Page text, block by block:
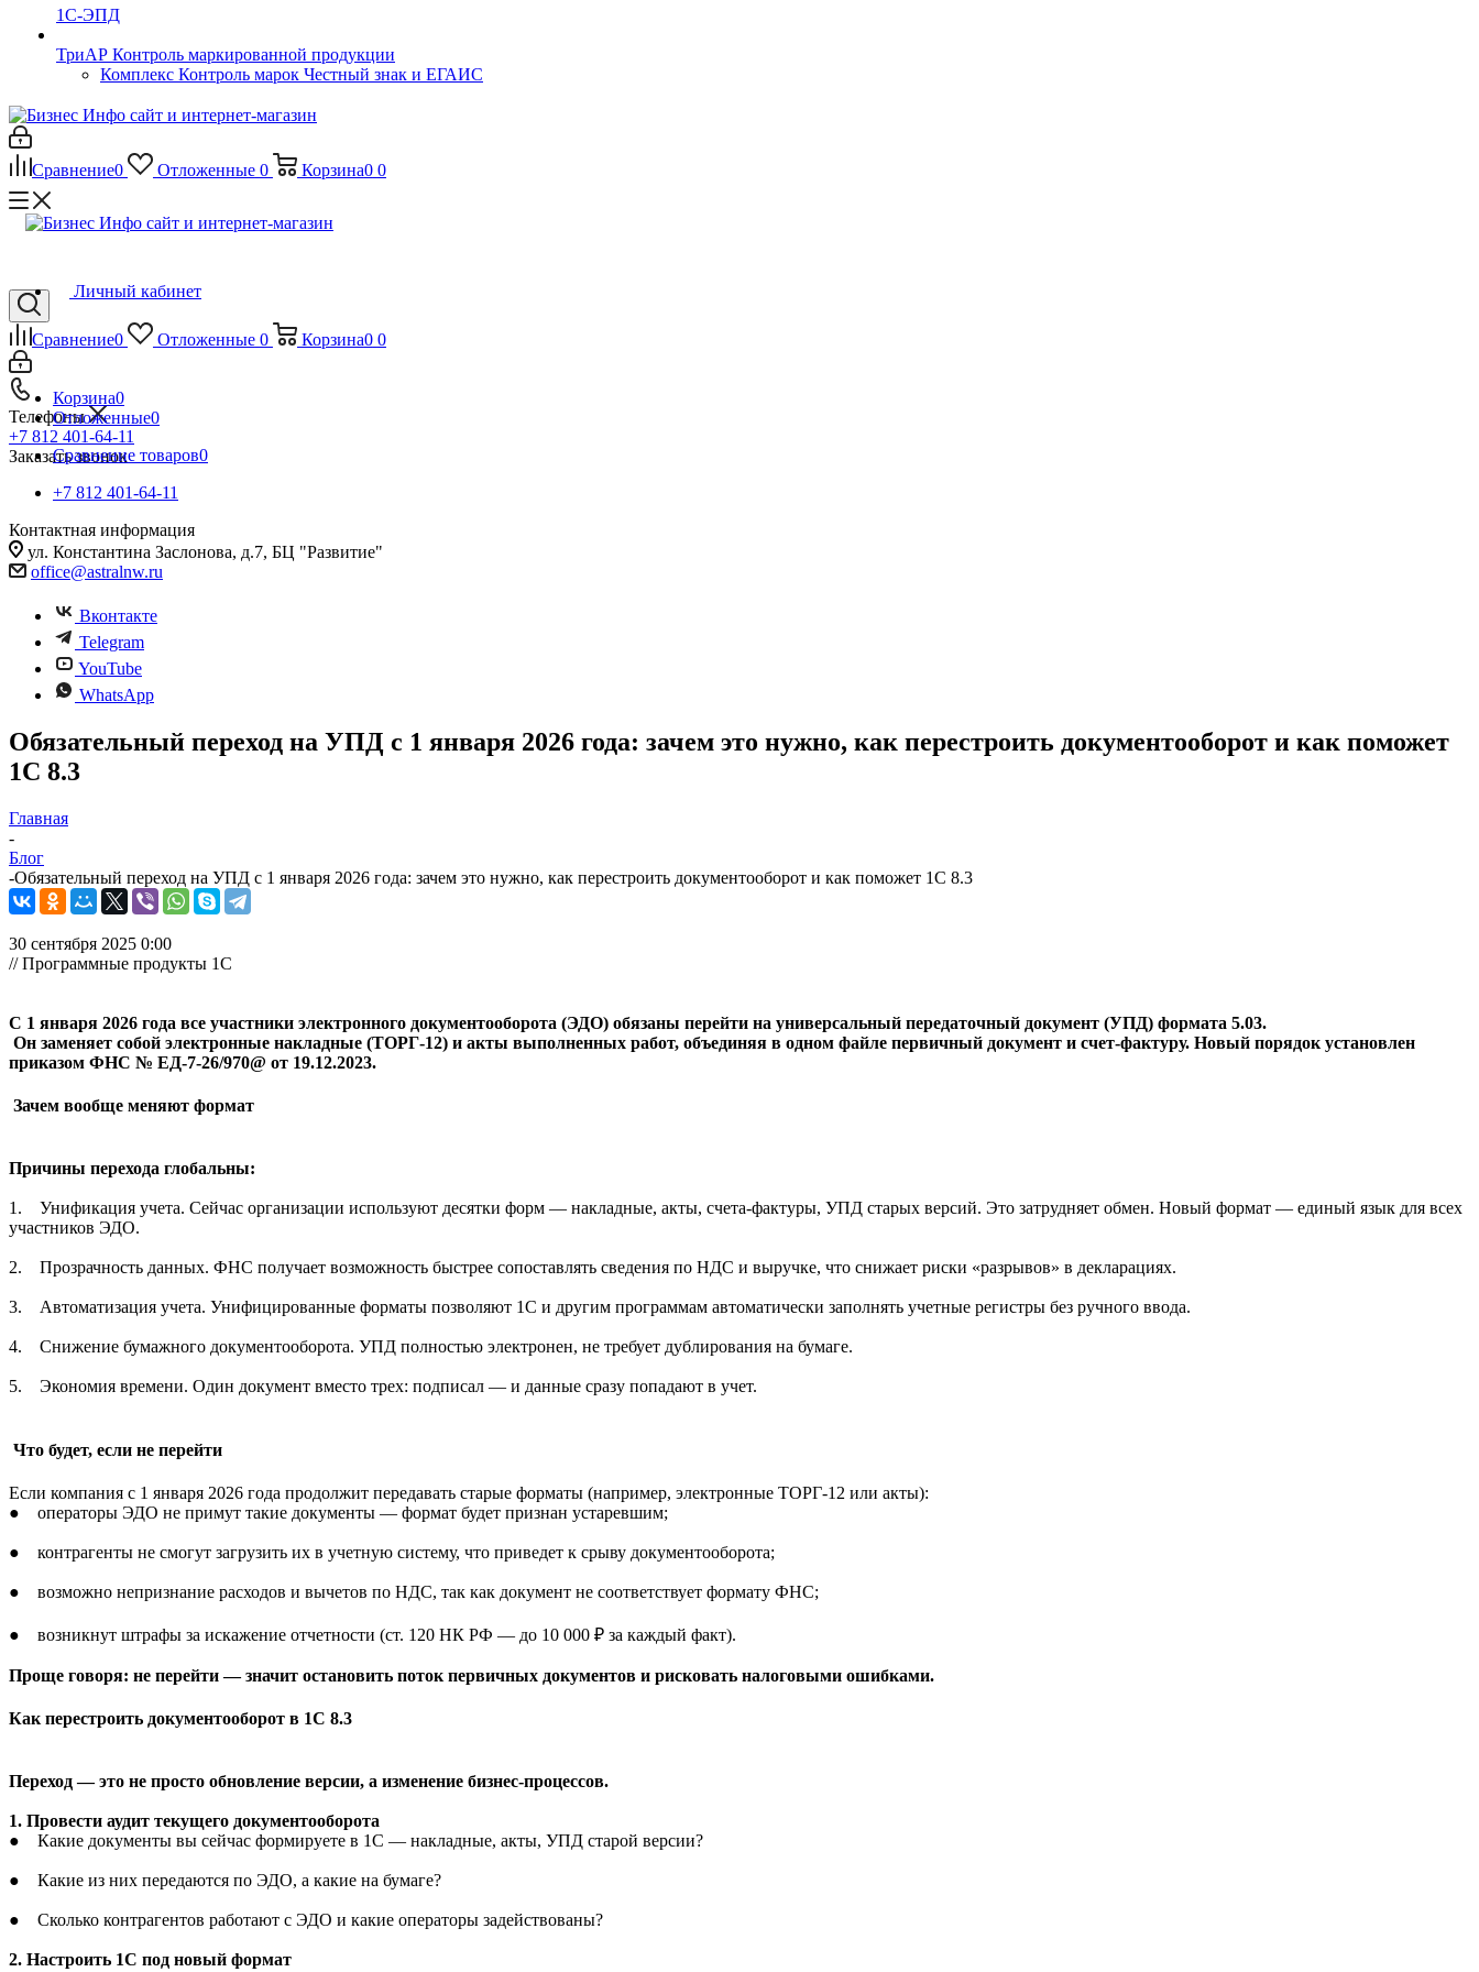
1С-ЭПД
ТриАР Контроль маркированной продукции
Комплекс Контроль марок Честный знак и ЕГАИС
Сравнение0 Отложенные 0 Корзина0 0
Сравнение0 Отложенные 0 Корзина0 0
Телефоны
+7 812 401-64-11
Заказать звонок
Личный кабинет
Корзина0
Отложенные0
Сравнение товаров0
+7 812 401-64-11
Контактная информация
ул. Константина Заслонова, д.7, БЦ "Развитие"
office@astralnw.ru
Вконтакте
Telegram
YouTube
WhatsApp
Обязательный переход на УПД с 1 января 2026 года: зачем это нужно, как перестроить документооборот и как поможет
1С 8.3
Главная
-
Блог
-Обязательный переход на УПД с 1 января 2026 года: зачем это нужно, как перестроить документооборот и как поможет 1С 8.3
30 сентября 2025 0:00
// Программные продукты 1С
С 1 января 2026 года все участники электронного документооборота (ЭДО) обязаны перейти на универсальный передаточный документ (УПД) формата 5.03.
Он заменяет собой электронные накладные (ТОРГ-12) и акты выполненных работ, объединяя в одном файле первичный документ и счет-фактуру. Новый порядок установлен
приказом ФНС № ЕД-7-26/970@ от 19.12.2023.
Зачем вообще меняют формат
Причины перехода глобальны:
1. Унификация учета. Сейчас организации используют десятки форм — накладные, акты, счета-фактуры, УПД старых версий. Это затрудняет обмен. Новый формат — единый язык для всех
участников ЭДО.
2. Прозрачность данных. ФНС получает возможность быстрее сопоставлять сведения по НДС и выручке, что снижает риски «разрывов» в декларациях.
3. Автоматизация учета. Унифицированные форматы позволяют 1С и другим программам автоматически заполнять учетные регистры без ручного ввода.
4. Снижение бумажного документооборота. УПД полностью электронен, не требует дублирования на бумаге.
5. Экономия времени. Один документ вместо трех: подписал — и данные сразу попадают в учет.
Что будет, если не перейти
Если компания с 1 января 2026 года продолжит передавать старые форматы (например, электронные ТОРГ-12 или акты):
● операторы ЭДО не примут такие документы — формат будет признан устаревшим;
● контрагенты не смогут загрузить их в учетную систему, что приведет к срыву документооборота;
● возможно непризнание расходов и вычетов по НДС, так как документ не соответствует формату ФНС;
● возникнут штрафы за искажение отчетности (ст. 120 НК РФ — до 10 000 ₽ за каждый факт).
Проще говоря: не перейти — значит остановить поток первичных документов и рисковать налоговыми ошибками.
Как перестроить документооборот в 1С 8.3
Переход — это не просто обновление версии, а изменение бизнес-процессов.
1. Провести аудит текущего документооборота
● Какие документы вы сейчас формируете в 1С — накладные, акты, УПД старой версии?
● Какие из них передаются по ЭДО, а какие на бумаге?
● Сколько контрагентов работают с ЭДО и какие операторы задействованы?
2. Настроить 1С под новый формат